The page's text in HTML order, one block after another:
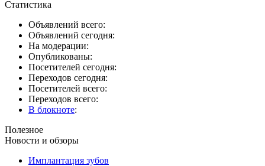
Статистика
Объявлений всего:
Объявлений сегодня:
На модерации:
Опубликованы:
Посетителей сегодня:
Переходов сегодня:
Посетителей всего:
Переходов всего:
В блокноте:
Полезное
Новости и обзоры
Имплантация зубов